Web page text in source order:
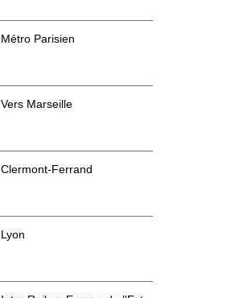
Métro Parisien
Vers Marseille
Clermont-Ferrand
Lyon